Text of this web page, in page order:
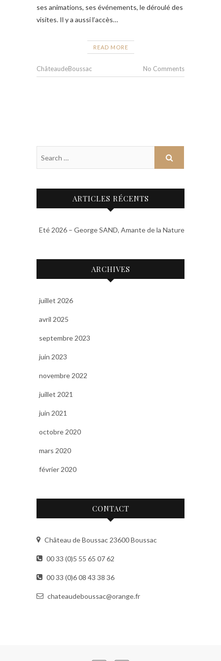
ses animations, ses événements, le déroulé des
visites. Il y a aussi l’accès…
READ MORE
ChâteaudeBoussac No Comments
ARTICLES RÉCENTS
Eté 2026 – George SAND, Amante de la Nature
ARCHIVES
juillet 2026
avril 2025
septembre 2023
juin 2023
novembre 2022
juillet 2021
juin 2021
octobre 2020
mars 2020
février 2020
CONTACT
Château de Boussac 23600 Boussac
00 33 (0)5 55 65 07 62
00 33 (0)6 08 43 38 36
chateaudeboussac@orange.fr